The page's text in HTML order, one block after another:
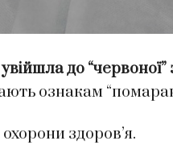
до “червоної”
ознакам
здоров’я.